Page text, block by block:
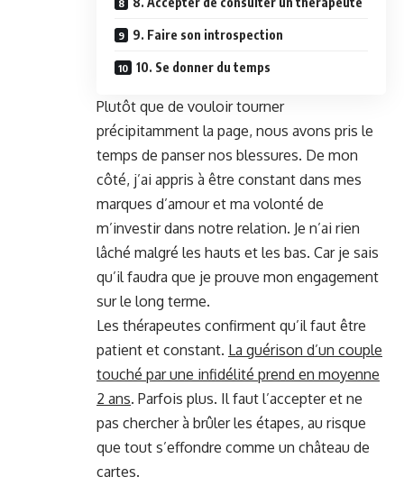
9. Faire son introspection
10. Se donner du temps
Plutôt que de vouloir tourner
précipitamment la page, nous avons pris le
temps de panser nos blessures. De mon
côté, j’ai appris à être constant dans mes
marques d’amour et ma volonté de
m’investir dans notre relation. Je n’ai rien
lâché malgré les hauts et les bas. Car je sais
qu’il faudra que je prouve mon engagement
sur le long terme.
Les thérapeutes confirment qu’il faut être
patient et constant. La guérison d’un couple
touché par une infidélité prend en moyenne
2 ans. Parfois plus. Il faut l’accepter et ne
pas chercher à brûler les étapes, au risque
que tout s’effondre comme un château de
cartes.